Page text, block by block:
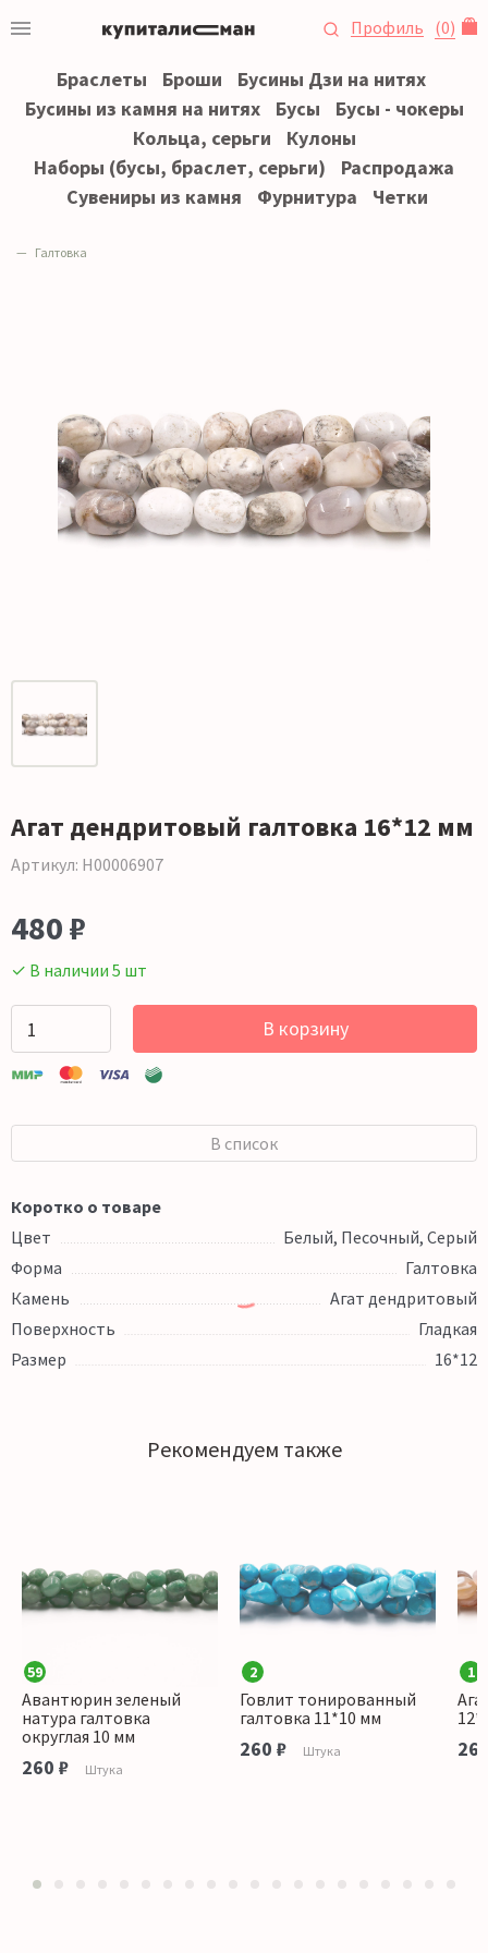
Профиль (0)
Браслеты Броши
Бусины Дзи на нитях
Бусины из камня на нитях
Бусы
Бусы - чокеры
Кольца, серьги
Кулоны
Наборы (бусы, браслет, серьги)
Распродажа
Сувениры из камня
Фурнитура Четки
Галтовка
Агат дендритовый галтовка 16*12 мм
Артикул: Н00006907
480 ₽
✓ В наличии 5 шт
В корзину
В список
Коротко о товаре
Цвет
Белый, Песочный, Серый
Форма
Галтовка
Камень
Агат дендритовый
Поверхность
Гладкая
Размер
16*12
Рекомендуем также
59
Авантюрин зеленый
натура галтовка
округлая 10 мм
260 ₽ Штука
2
Говлит тонированный
галтовка 11*10 мм
260 ₽ Штука
1